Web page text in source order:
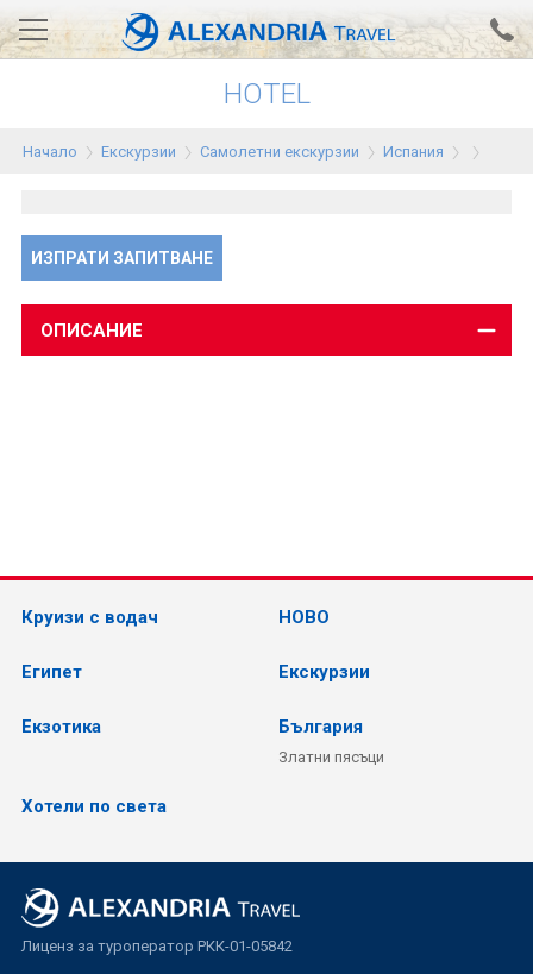
Проверка на резервация
АЛЕКСАНДРИЯ хотели
Турция
Гърция
Египет
HOTEL
Начало Екскурзии Самолетни екскурзии Испания
ИЗПРАТИ ЗАПИТВАНЕ
ОПИСАНИЕ
Круизи с водач НОВО
Египет Екскурзии
Екзотика България
Златни пясъци
Хотели по света
Лиценз за туроператор РКК-01-05842